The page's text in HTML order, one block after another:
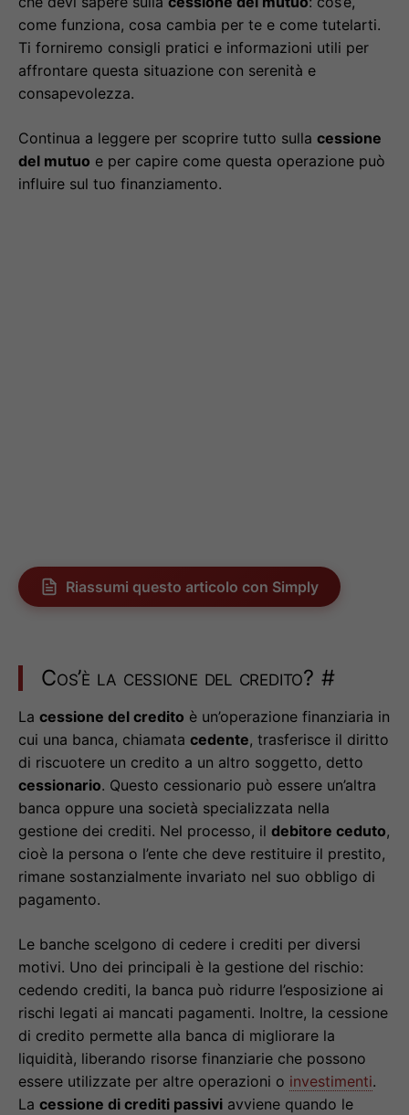
come funziona, cosa cambia per te e come tutelarti.
Ti forniremo consigli pratici e informazioni utili per
affrontare questa situazione con serenità e
consapevolezza.
Continua a leggere per scoprire tutto sulla cessione
del mutuo e per capire come questa operazione può
influire sul tuo finanziamento.
Riassumi questo articolo con Simply
Cos’è la cessione del credito? #
La cessione del credito è un’operazione finanziaria in
cui una banca, chiamata cedente, trasferisce il diritto
di riscuotere un credito a un altro soggetto, detto
cessionario. Questo cessionario può essere un’altra
banca oppure una società specializzata nella
gestione dei crediti. Nel processo, il debitore ceduto,
cioè la persona o l’ente che deve restituire il prestito,
rimane sostanzialmente invariato nel suo obbligo di
pagamento.
Le banche scelgono di cedere i crediti per diversi
motivi. Uno dei principali è la gestione del rischio:
cedendo crediti, la banca può ridurre l’esposizione ai
rischi legati ai mancati pagamenti. Inoltre, la cessione
di credito permette alla banca di migliorare la
liquidità, liberando risorse finanziarie che possono
essere utilizzate per altre operazioni o investimenti.
La cessione di crediti passivi avviene quando le